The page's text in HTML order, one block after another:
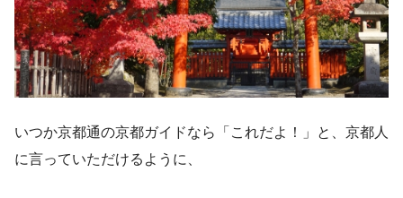
いつか京都通の京都ガイドなら「これだよ！」と、京都人
に言っていただけるように、